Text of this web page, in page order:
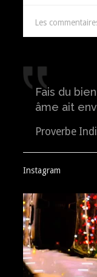
Les
Fais du
âme ait
Proverbe
Instagram